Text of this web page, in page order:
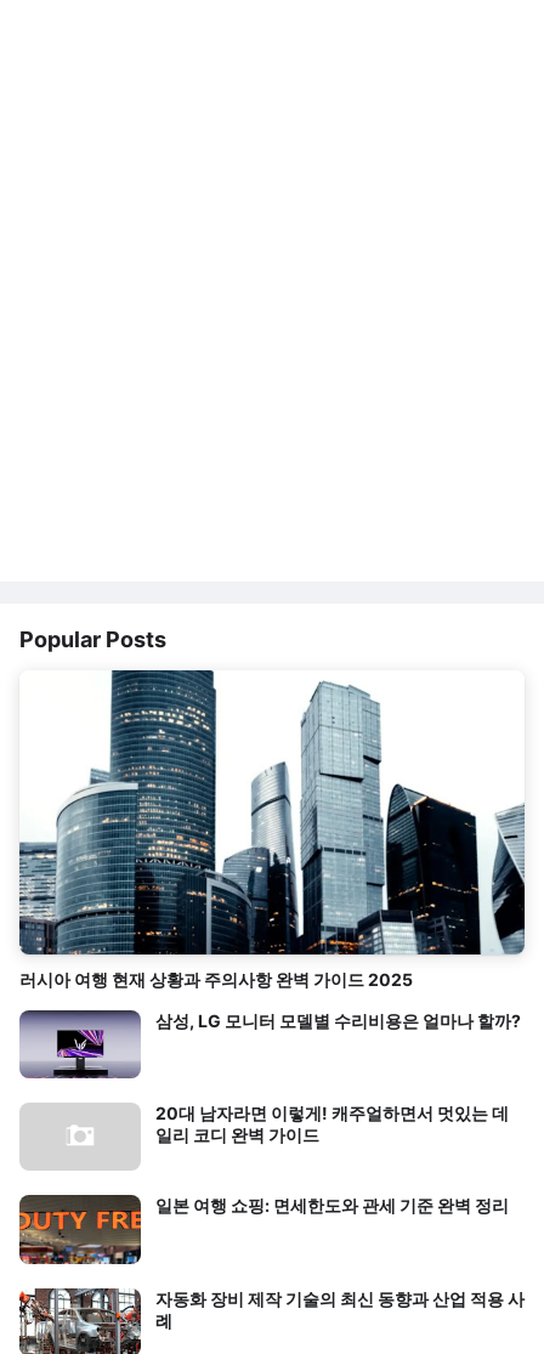
Popular Posts
러시아 여행 현재 상황과 주의사항 완벽 가이드 2025
삼성, LG 모니터 모델별 수리비용은 얼마나 할까?
20대 남자라면 이렇게! 캐주얼하면서 멋있는 데
일리 코디 완벽 가이드
일본 여행 쇼핑: 면세한도와 관세 기준 완벽 정리
자동화 장비 제작 기술의 최신 동향과 산업 적용 사
례